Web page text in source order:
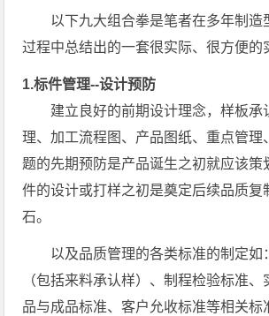
以下九大组合拳是笔者在多年制造
过程中总结出的一套很实际、很方便的
1.标件管理--设计预防
建立良好的前期设计理念，样板承
理、加工流程图、产品图纸、重点管理
题的先期预防是产品诞生之初就应该策
件的设计或打样之初是奠定后续品质复
石。
以及品质管理的各类标准的制定如
（包括来料承认样）、制程检验标准
品与成品标准、客户允收标准等相关标